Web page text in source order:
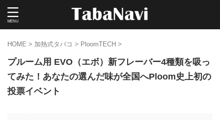
HOME > 加熱式タバコ > PloomTECH >
プルーム用 EVO（エボ）新フレーバー4種類を吸っ
てみた！あなたの選んだ味が全国へPloom史上初の
投票イベント